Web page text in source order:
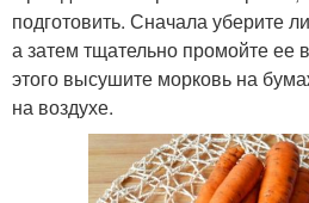
подготовить. Сначала уберите
а затем тщательно промойте ее
этого высушите морковь на
на воздухе.